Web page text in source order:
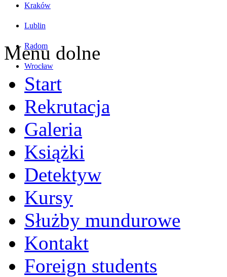
Kraków
Lublin
Radom
Wrocław
Menu dolne
Start
Rekrutacja
Galeria
Książki
Detektyw
Kursy
Służby mundurowe
Kontakt
Foreign students